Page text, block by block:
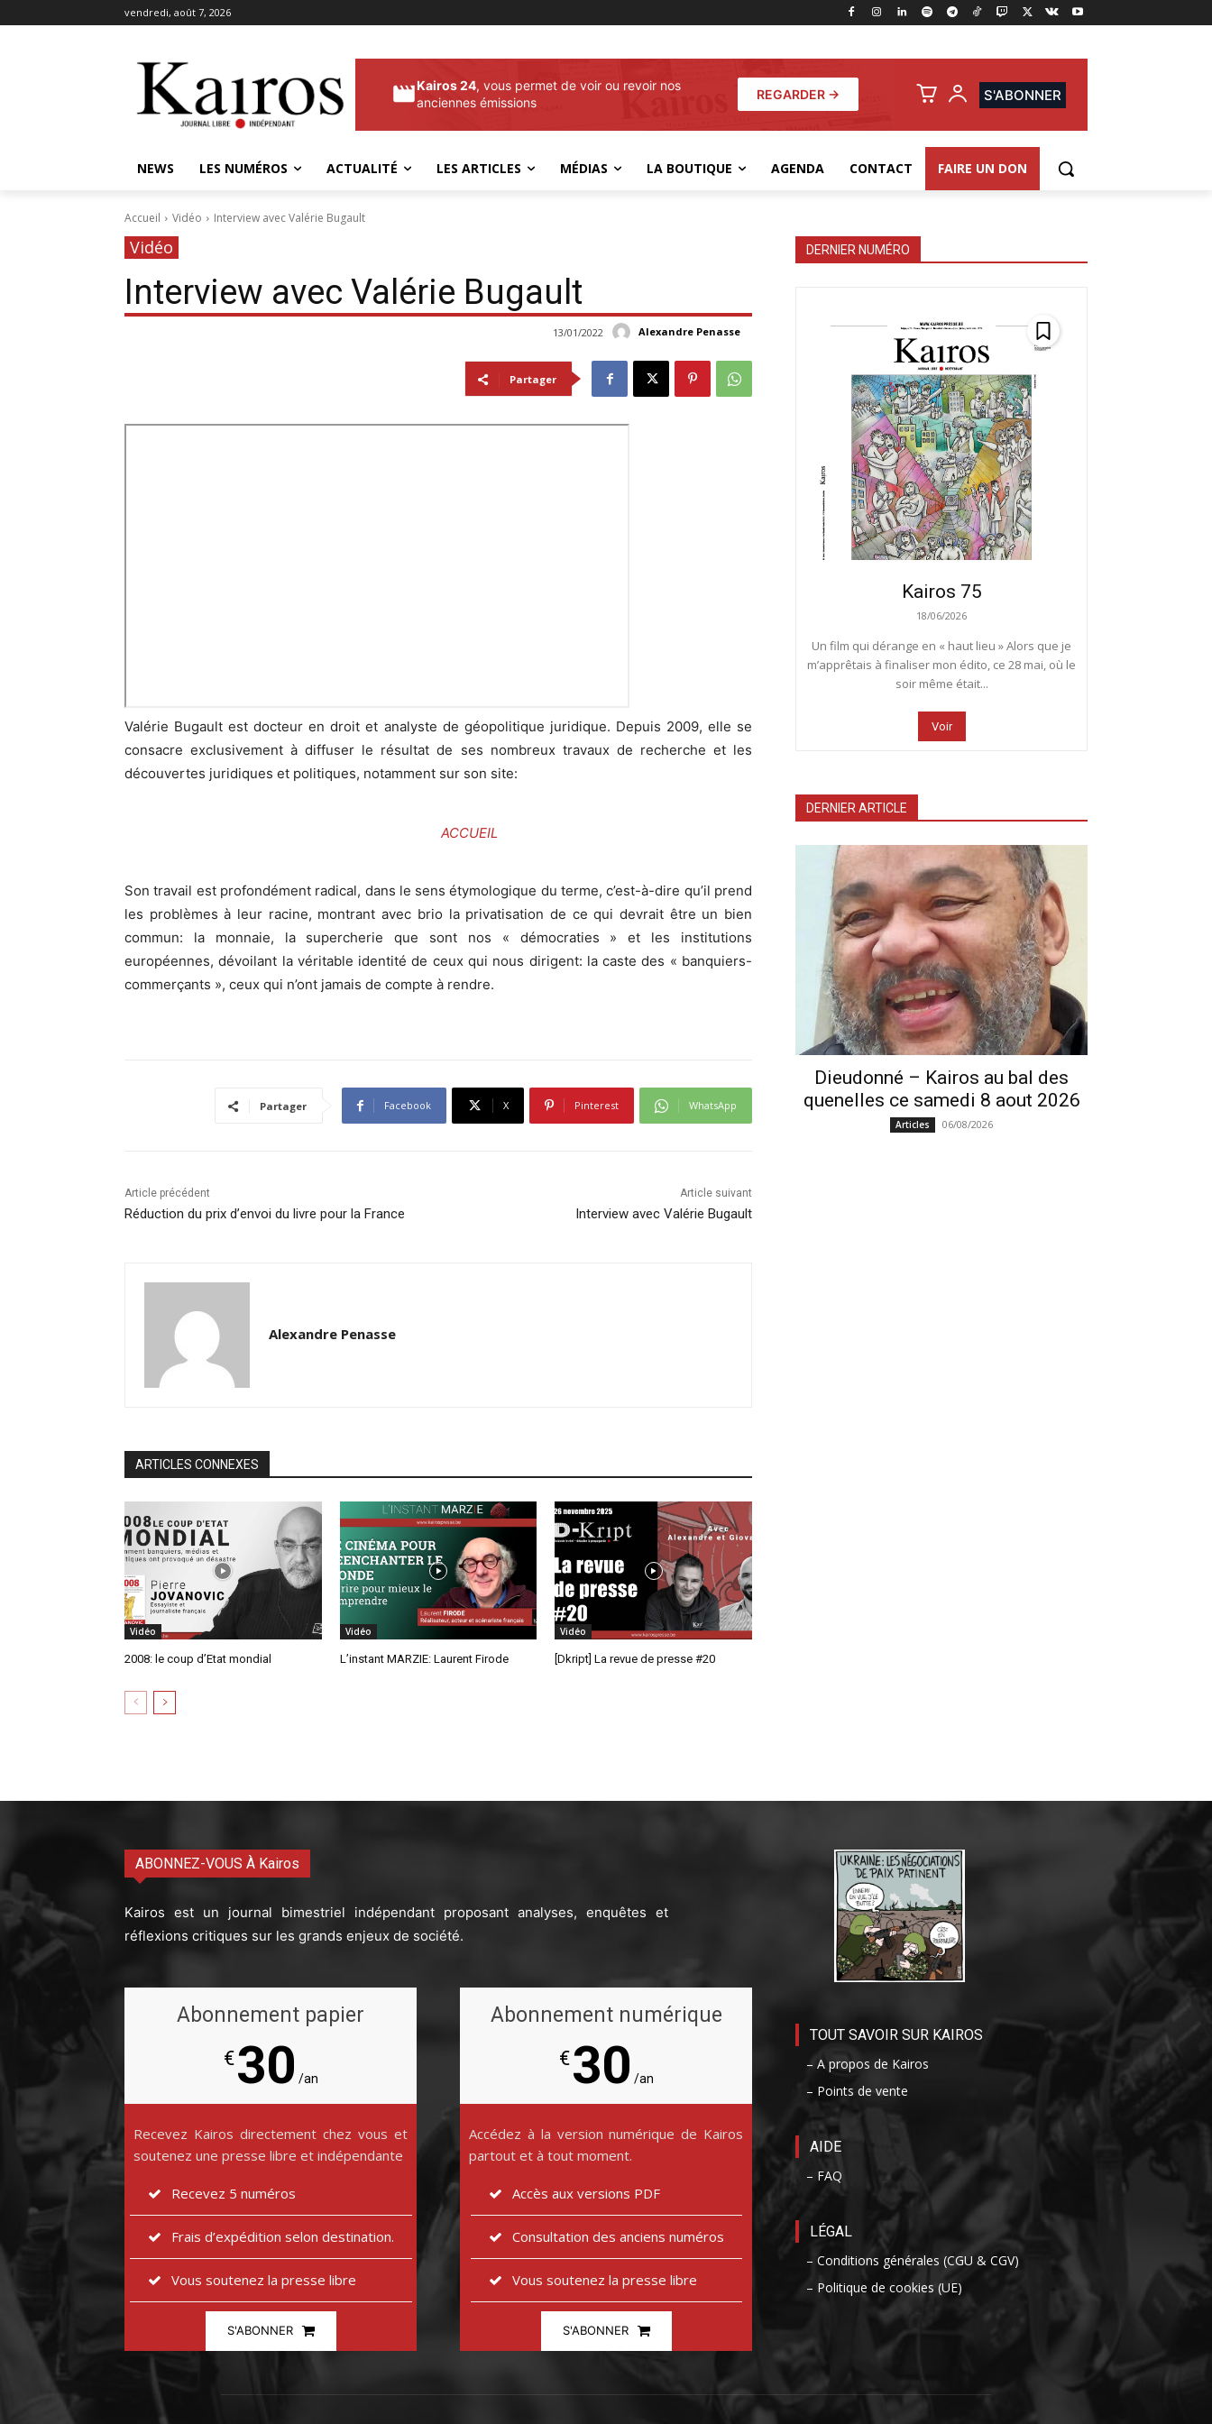
vendredi, août 7, 2026
Kairos 24, vous permet de voir ou revoir nos
anciennes émissions
REGARDER → S'ABONNER
NEWS LES NUMÉROS ACTUALITÉ LES ARTICLES MÉDIAS LA BOUTIQUE AGENDA CONTACT FAIRE UN DON
Accueil Vidéo Interview avec Valérie Bugault
Vidéo
Interview avec Valérie Bugault
Alexandre Penasse
13/01/2022
Partager
Valérie Bugault est docteur en droit et analyste de géopolitique juridique. Depuis 2009, elle se
consacre exclusivement à diffuser le résultat de ses nombreux travaux de recherche et les
découvertes juridiques et politiques, notamment sur son site:
ACCUEIL
Son travail est profondément radical, dans le sens étymologique du terme, c’est-à-dire qu’il prend
les problèmes à leur racine, montrant avec brio la privatisation de ce qui devrait être un bien
commun: la monnaie, la supercherie que sont nos « démocraties » et les institutions
européennes, dévoilant la véritable identité de ceux qui nous dirigent: la caste des « banquiers-
commerçants », ceux qui n’ont jamais de compte à rendre.
Partager Facebook X Pinterest WhatsApp
Article précédent
Réduction du prix d’envoi du livre pour la France
Article suivant
Interview avec Valérie Bugault
Alexandre Penasse
ARTICLES CONNEXES
Vidéo
2008: le coup d’Etat mondial
Vidéo
L’instant MARZIE: Laurent Firode
Vidéo
[Dkript] La revue de presse #20
DERNIER NUMÉRO
Kairos 75
18/06/2026
Un film qui dérange en « haut lieu » Alors que je
m’apprêtais à finaliser mon édito, ce 28 mai, où le
soir même était...
Voir
DERNIER ARTICLE
Dieudonné – Kairos au bal des
quenelles ce samedi 8 aout 2026
Articles 06/08/2026
ABONNEZ-VOUS À Kairos
Kairos est un journal bimestriel indépendant proposant analyses, enquêtes et
réflexions critiques sur les grands enjeux de société.
Abonnement papier
€30 /an
Recevez Kairos directement chez vous et
soutenez une presse libre et indépendante
Recevez 5 numéros
Frais d’expédition selon destination.
Vous soutenez la presse libre
S'ABONNER
Abonnement numérique
€30 /an
Accédez à la version numérique de Kairos
partout et à tout moment.
Accès aux versions PDF
Consultation des anciens numéros
Vous soutenez la presse libre
S'ABONNER
TOUT SAVOIR SUR KAIROS
– A propos de Kairos
– Points de vente
AIDE
– FAQ
LÉGAL
– Conditions générales (CGU & CGV)
– Politique de cookies (UE)